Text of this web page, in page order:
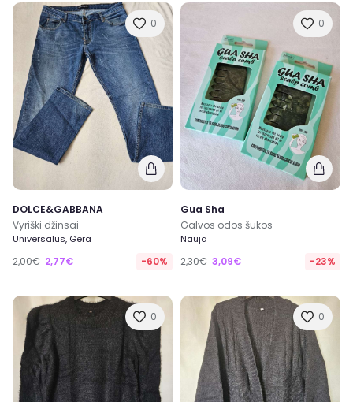
0
DOLCE&GABBANA
Vyriški džinsai
Universalus, Gera
2,00€ 2,77€ -60%
0
Gua Sha
Galvos odos šukos
Nauja
2,30€ 3,09€ -23%
0 0